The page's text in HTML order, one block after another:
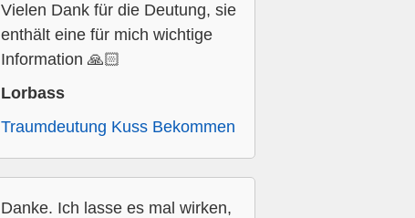
Vielen Dank für die Deutung, sie
enthält eine für mich wichtige
Information 🙏🏻
Lorbass
Traumdeutung Kuss Bekommen
Danke. Ich lasse es mal wirken,